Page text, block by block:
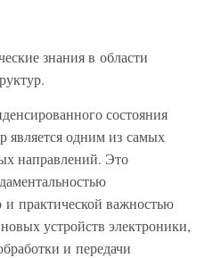
знания в области
состояния
является одним из самых
направлений. Это
практической важностью
устройств электроники,
и передачи